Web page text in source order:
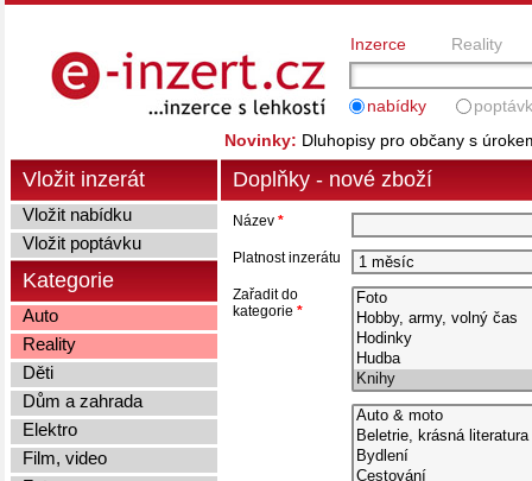
Inzerce Reality
nabídky
Novinky: Dluhopisy pro občany s
Doplňky - nové zboží
Název *
Platnost inzerátu
Zařadit do
kategorie *
Vložit inzerát
Vložit nabídku
Vložit poptávku
Kategorie
Auto
Reality
Děti
Dům a zahrada
Elektro
Film, video